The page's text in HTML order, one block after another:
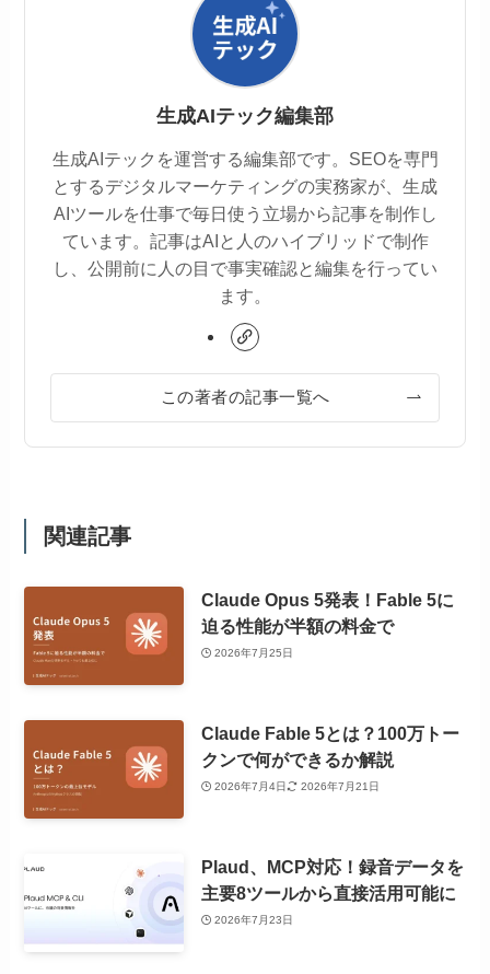
生成AIテック編集部
生成AIテックを運営する編集部です。SEOを専門
とするデジタルマーケティングの実務家が、生成
AIツールを仕事で毎日使う立場から記事を制作し
ています。記事はAIと人のハイブリッドで制作
し、公開前に人の目で事実確認と編集を行ってい
ます。
この著者の記事一覧へ
関連記事
Claude Opus 5発表！Fable 5に
迫る性能が半額の料金で
2026年7月25日
Claude Fable 5とは？100万トー
クンで何ができるか解説
2026年7月4日 2026年7月21日
Plaud、MCP対応！録音データを
主要8ツールから直接活用可能に
2026年7月23日